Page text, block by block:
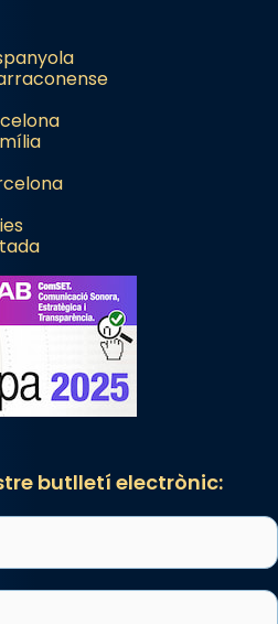
butlletí electrònic: